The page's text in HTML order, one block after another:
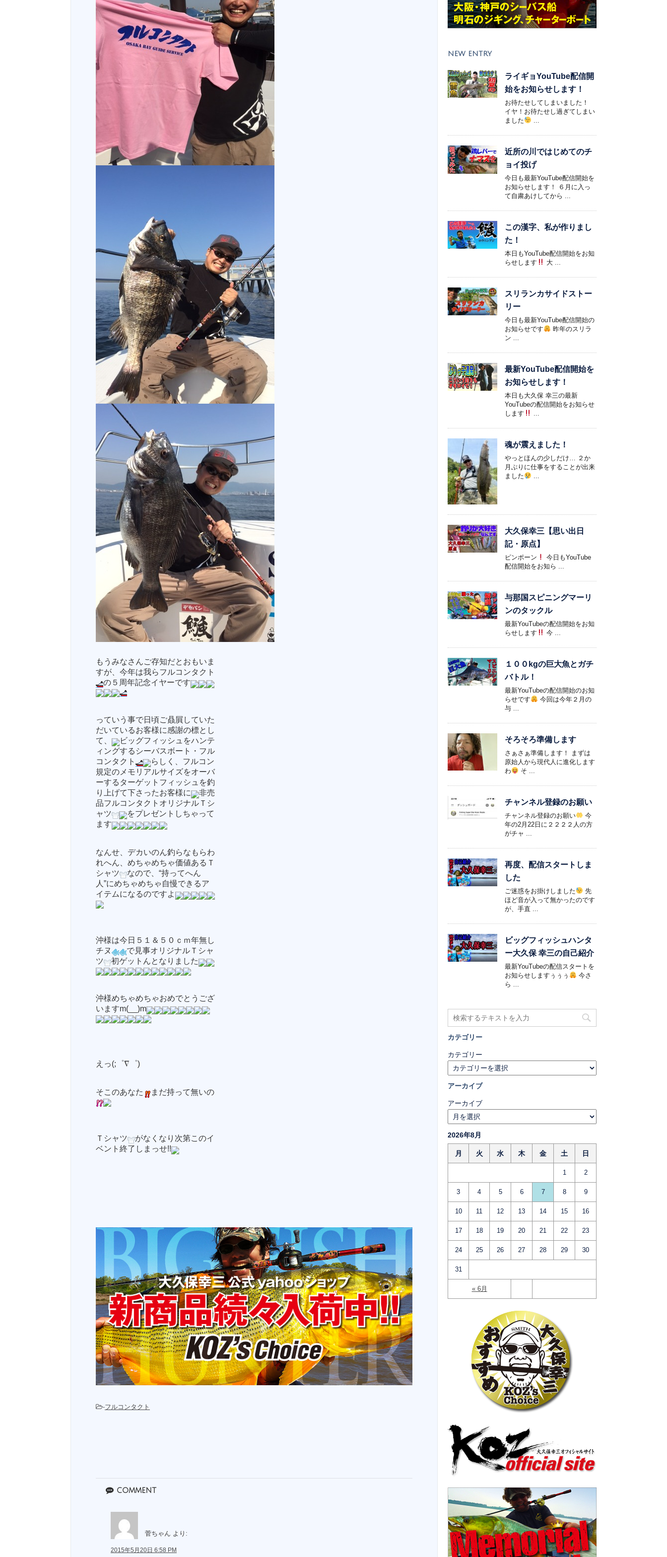
もうみなさんご存知だとおもいま
すが、今年は我らフルコンタクト
の５周年記念イヤーです
っていう事で日頃ご贔屓していた
だいているお客様に感謝の標とし
て、
ビッグフィッシュをハンテ
ィングするシーバスボート・フル
コンタクト
らしく、フルコン
規定のメモリアルサイズをオーバ
ーするターゲットフィッシュを釣
り上げて下さったお客様に
非売
品フルコンタクトオリジナルＴシ
ャツ
をプレゼントしちゃって
ます
なんせ、デカいのん釣らなもらわ
れへん、めちゃめちゃ価値あるＴ
シャツ
なので、“持ってへん
人”にめちゃめちゃ自慢できるア
イテムになるのですよ
沖様は今日５１＆５０ｃｍ年無し
チヌ
で見事オリジナルＴシャ
ツ
初ゲットんとなりました
沖様めちゃめちゃおめでとうござ
いますm(__)m
えっ(;゜∇゜)
そこのあなた まだ持って無いの
Ｔシャツ
がなくなり次第このイ
ベント終了しまっせ!!
-フルコンタクト
comment
菅ちゃん より:
2015年5月20日 6:58 PM
NEW ENTRY
ライギョYouTube配信開
始をお知らせします！
お待たせしてしまいました！
イヤ！お待たせし過ぎてしまい
ました
...
近所の川ではじめてのチ
ョイ投げ
今日も最新YouTube配信開始を
お知らせします！ ６月に入っ
て自粛あけしてから ...
この漢字、私が作りまし
た！
本日もYouTube配信開始をお知
らせします
大 ...
スリランカサイドストー
リー
今日も最新YouTube配信開始の
お知らせです
昨年のスリラ
ン ...
最新YouTube配信開始を
お知らせします！
本日も大久保 幸三の最新
YouTubeの配信開始をお知らせ
します
...
魂が震えました！
やっとほんの少しだけ… ２か
月ぶりに仕事をすることが出来
ました
...
大久保幸三【思い出日
記・原点】
ピンポーン
今日もYouTube
配信開始をお知ら ...
与那国スピニングマーリ
ンのタックル
最新YouTubeの配信開始をお知
らせします
今 ...
１００kgの巨大魚とガチ
バトル！
最新YouTubeの配信開始のお知
らせです
今回は今年２月の
与 ...
そろそろ準備します
さぁさぁ準備します！ まずは
原始人から現代人に進化します
わ
そ ...
チャンネル登録のお願い
チャンネル登録のお願い
今
年の2月22日に２２２２人の方
がチャ ...
再度、配信スタートしま
した
ご迷惑をお掛けしました
先
ほど音が入って無かったのです
が、手直 ...
ビッグフィッシュハンタ
ー大久保 幸三の自己紹介
最新YouTubeの配信スタートを
お知らせしますぅぅぅ
今さ
ら ...
カテゴリー
カテゴリー
アーカイブ
アーカイブ
2026年8月
月 火 水 木 金 土 日
« 6月
1 2
3 4 5 6 7 8 9
10 11 12 13 14 15 16
17 18 19 20 21 22 23
24 25 26 27 28 29 30
31